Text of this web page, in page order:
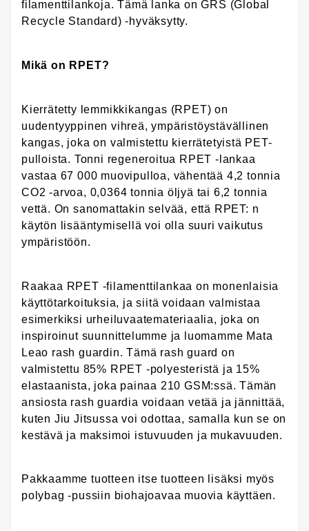
filamenttilankoja. Tämä lanka on GRS (Global
Recycle Standard) -hyväksytty.
Mikä on RPET?
Kierrätetty lemmikkikangas (RPET) on
uudentyyppinen vihreä, ympäristöystävällinen
kangas, joka on valmistettu kierrätetyistä PET-
pulloista. Tonni regeneroitua RPET -lankaa
vastaa 67 000 muovipulloa, vähentää 4,2 tonnia
CO2 -arvoa, 0,0364 tonnia öljyä tai 6,2 tonnia
vettä. On sanomattakin selvää, että RPET: n
käytön lisääntymisellä voi olla suuri vaikutus
ympäristöön.
Raakaa RPET -filamenttilankaa on monenlaisia ​​
käyttötarkoituksia, ja siitä voidaan valmistaa
esimerkiksi urheiluvaatemateriaalia, joka on
inspiroinut suunnittelumme ja luomamme Mata
Leao rash guardin. Tämä rash guard on
valmistettu 85% RPET -polyesteristä ja 15%
elastaanista, joka painaa 210 GSM:ssä. Tämän
ansiosta rash guardia voidaan vetää ja jännittää,
kuten Jiu Jitsussa voi odottaa, samalla kun se on
kestävä ja maksimoi istuvuuden ja mukavuuden.
Pakkaamme tuotteen itse tuotteen lisäksi myös
polybag -pussiin biohajoavaa muovia käyttäen.